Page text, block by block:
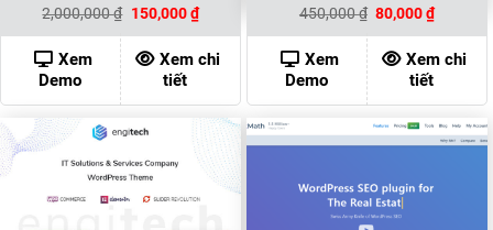
2,000,000₫ Giá
gốc
là:
2,000,000 ₫.
150,000₫Giá
hiện
tại
là:
150,000 ₫.
Xem
Demo
Xem chi
tiết
450,000₫ Giá
gốc
là:
450,000 ₫.
80,000₫Giá
hiện
tại
là:
80,000
Xem
Demo
Xem chi
tiết